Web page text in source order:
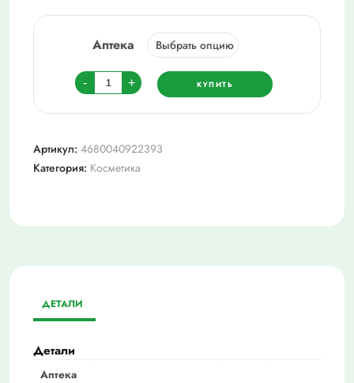
Аптека
-
Количество
товара
911
помощь
гель
"бадяга"
100мл
+ КУПИТЬ
Артикул: 4680040922393
Категория: Косметика
ДЕТАЛИ
Детали
Аптека